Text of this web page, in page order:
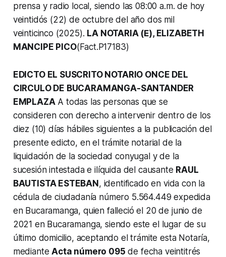
prensa y radio local, siendo las 08:00 a.m. de hoy
veintidós (22) de octubre del año dos mil
veinticinco (2025). LA NOTARIA (Ε), ELIZABETH
MANCIPE PICO(Fact.P17183)
EDICTO EL SUSCRITO NOTARIO ONCE DEL
CIRCULO DE BUCARAMANGA-SANTANDER
EMPLAZAA todas las personas que se
consideren con derecho a intervenir dentro de los
diez (10) días hábiles siguientes a la publicación del
presente edicto, en el trámite notarial de la
liquidación de la sociedad conyugal y de la
sucesión intestada e ilíquida del causante RAUL
BAUTISTA ESTEBAN, identificado en vida con la
cédula de ciudadanía número 5.564.449 expedida
en Bucaramanga, quien falleció el 20 de junio de
2021 en Bucaramanga, siendo este el lugar de su
último domicilio, aceptando el trámite esta Notaría,
medianteActa número 095 de fecha veintitrés